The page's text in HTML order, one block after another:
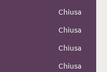
Chiusa
Chiusa
Chiusa
Chiusa